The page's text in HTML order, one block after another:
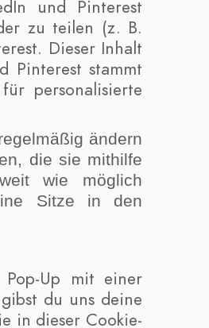
und Pinterest
zu teilen (z. B.
Dieser Inhalt
Pinterest stammt
personalisierte
ändern
die sie mithilfe
wie möglich
Sitze in den
Up mit einer
du uns deine
in dieser Cookie-